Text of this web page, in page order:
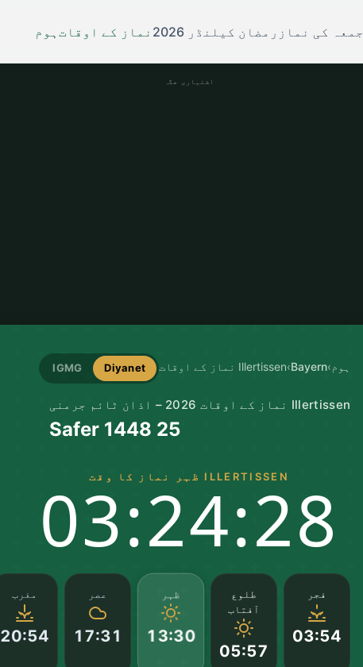
ہوم نماز کے اوقات رمضان کیلنڈر 2026 جمعہ کی نماز
اشتہاری جگہ
ہوم›
Bayern
›Illertissen نماز کے اوقات Diyanet
IGMG
Illertissen نماز کے اوقات 2026 – اذان ٹائم جرمنی
25 Safer 1448
ILLERTISSEN ظہر نماز کا وقت
03:24:27
فجر
03:54
طلوع
آفتاب
05:57
ظہر
13:30
عصر
17:31
مغرب
20:54